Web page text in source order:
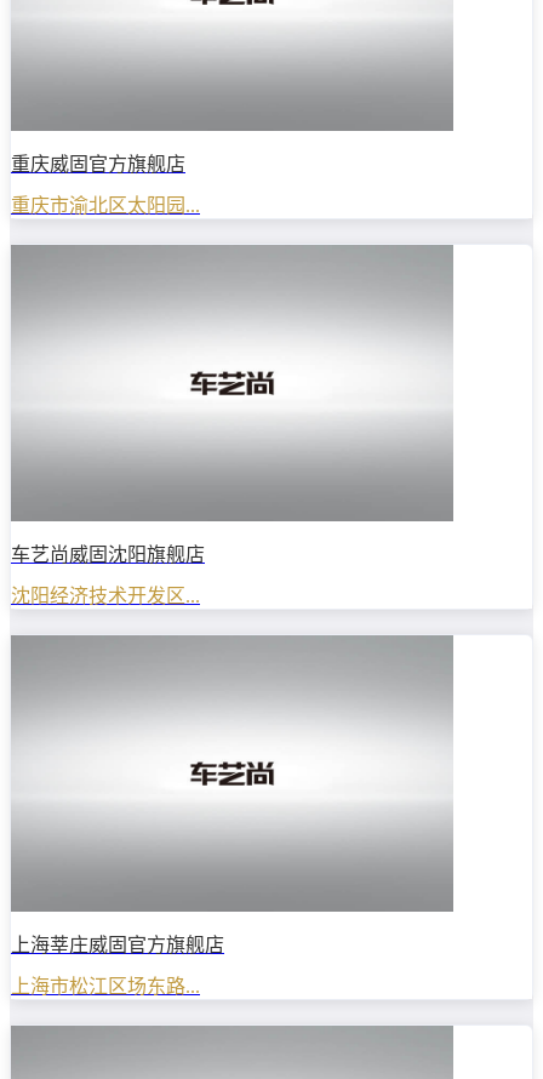
重庆威固官方旗舰店
重庆市渝北区太阳园...
车艺尚威固沈阳旗舰店
沈阳经济技术开发区...
上海莘庄威固官方旗舰店
上海市松江区场东路...